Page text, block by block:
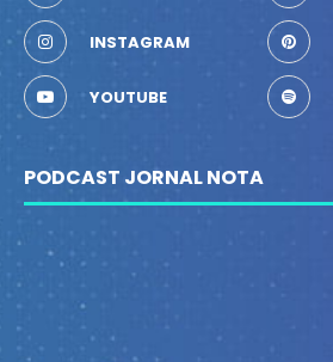
INSTAGRAM
YOUTUBE
PODCAST JORNAL NOTA